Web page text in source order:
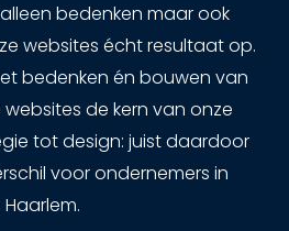
bedenken maar ook
websites écht resultaat op.
bedenken én bouwen van
de kern van onze
tot design: juist daardoor
voor ondernemers in
Haarlem.